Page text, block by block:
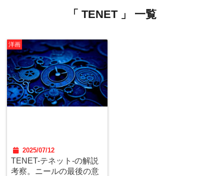
「 TENET 」 一覧
洋画
2025/07/12
TENET-テネット-の解説
考察。ニールの最後の意